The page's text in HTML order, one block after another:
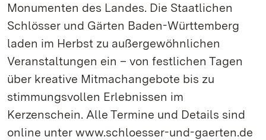
Monumenten des Landes. Die Staatlichen
Schlösser und Gärten Baden-Württemberg
laden im Herbst zu außergewöhnlichen
Veranstaltungen ein – von festlichen Tagen
über kreative Mitmachangebote bis zu
stimmungsvollen Erlebnissen im
Kerzenschein. Alle Termine und Details sind
online unter www.schloesser-und-gaerten.de